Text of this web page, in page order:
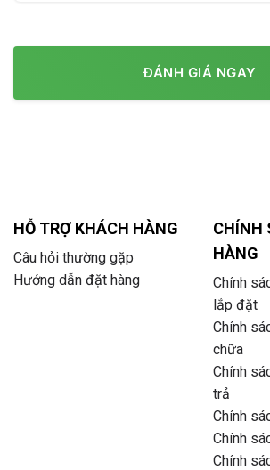
ĐÁNH GIÁ NGAY
HỖ TRỢ KHÁCH HÀNG
Câu hỏi thường gặp
Hướng dẫn đặt hàng
CHÍNH
HÀNG
Chính
lắp đặt
Chính
chữa
Chính
trả
Chính
Chính
Chính